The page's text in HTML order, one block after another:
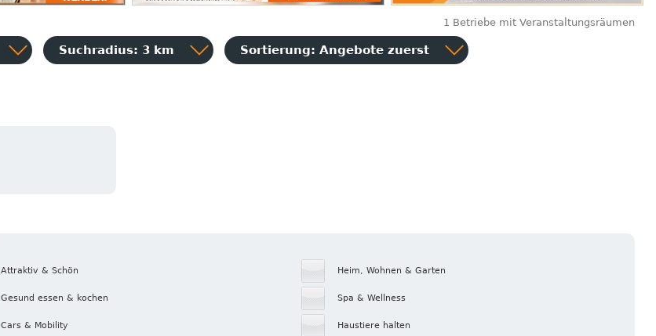
1 Betriebe mit Veranstaltungsräumen
Suchradius: 3 km Sortierung: Angebote zuerst
Attraktiv & Schön
Gesund essen & kochen
Cars & Mobility
Heim, Wohnen & Garten
Spa & Wellness
Haustiere halten